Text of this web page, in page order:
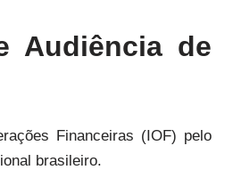
Audiência de
Financeiras (IOF) pelo
brasileiro.